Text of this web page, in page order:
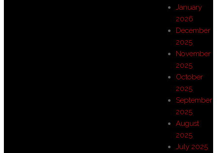
January
2026
December
2025
November
2025
October
2025
September
2025
August
2025
July 2025